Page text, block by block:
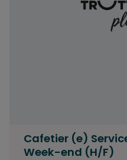
Cafetier (e)
Week-end (H/F)